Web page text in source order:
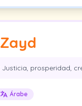
Zayd
Justicia, prosperidad,
Árabe